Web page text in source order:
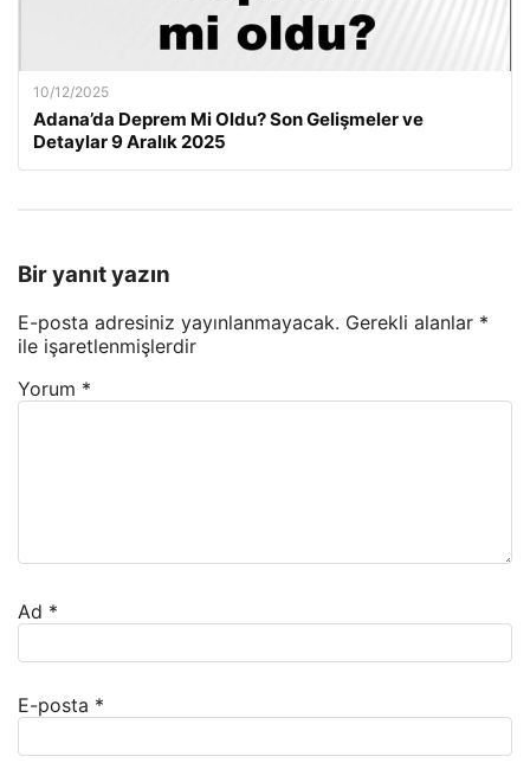
10/12/2025
Adana’da Deprem Mi Oldu? Son Gelişmeler ve
Detaylar 9 Aralık 2025
Bir yanıt yazın
E-posta adresiniz yayınlanmayacak. Gerekli alanlar *
ile işaretlenmişlerdir
Yorum *
Ad *
E-posta *